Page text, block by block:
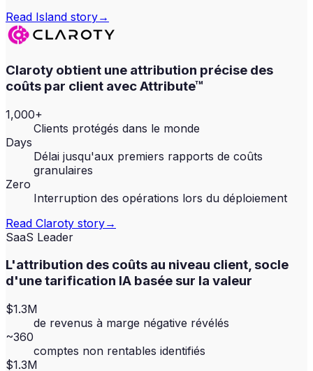
Read Island story→
Claroty obtient une attribution précise des
coûts par client avec Attribute™
1,000+
Clients protégés dans le monde
Days
Délai jusqu'aux premiers rapports de coûts
granulaires
Zero
Interruption des opérations lors du déploiement
Read Claroty story→
SaaS Leader
L'attribution des coûts au niveau client, socle
d'une tarification IA basée sur la valeur
$1.3M
de revenus à marge négative révélés
~360
comptes non rentables identifiés
$1.3M